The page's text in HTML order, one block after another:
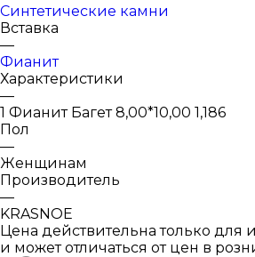
Синтетические камни
Вставка
—
Фианит
Характеристики
—
1 Фианит Багет 8,00*10,00 1,186
Пол
—
Женщинам
Производитель
—
KRASNOE
Цена действительна только для
и может отличаться от цен в